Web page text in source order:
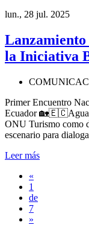
lun., 28 jul. 2025
la Iniciativa
Primer Encuentro
Ecuador
ONU Turismo como
escenario para
Leer más
«
1
de
7
»